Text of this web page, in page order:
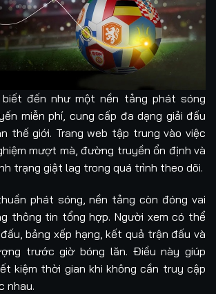
đến như một nền tảng phát sóng
miễn phí, cung cấp đa dạng giải đấu
thế giới. Trang web tập trung vào việc
mượt mà, đường truyền ổn định và
trạng giật lag trong quá trình theo dõi.
phát sóng, nền tảng còn đóng vai
thông tin tổng hợp. Người xem có thể
bảng xếp hạng, kết quả trận đấu và
trước giờ bóng lăn. Điều này giúp
kiệm thời gian khi không cần truy cập
nhau.